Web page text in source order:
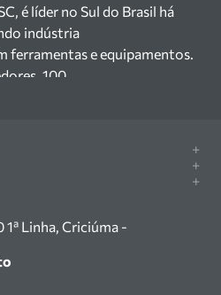
é líder no Sul do Brasil há
indústria
ferramentas e equipamentos.
100
no Sul do Brasil. Com sede em
os
com um amplo portfólio de
200 fornecedores parceiros e
+
+
+
1ª Linha, Criciúma -